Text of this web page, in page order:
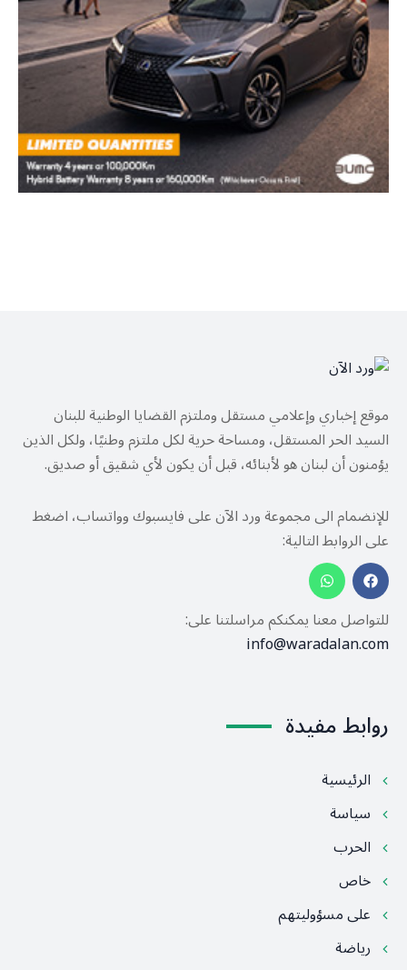
موقع إخباري وإعلامي مستقل وملتزم القضايا الوطنية للبنان
السيد الحر المستقل، ومساحة حرية لكل ملتزم وطنيًا، ولكل الذين
يؤمنون أن لبنان هو لأبنائه، قبل أن يكون لأي شقيق أو صديق.
للإنضمام الى مجموعة ورد الآن على فايسبوك وواتساب، اضغط
على الروابط التالية:
للتواصل معنا يمكنكم مراسلتنا على:
info@waradalan.com
روابط مفيدة
الرئيسية
سياسة
الحرب
خاص
على مسؤوليتهم
رياضة